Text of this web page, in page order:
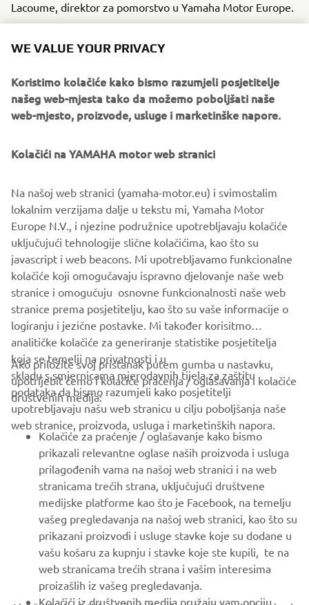
Lacoume, direktor za pomorstvo u Yamaha Motor Europe.
OTKRIJTE BRODSKE MOTORE
CORPORATE
FOR BUSINESS
MORE YAMAHA
SUPPORT
BILTEN
Budite prvi koji će saznati o najnovijim ponudama, posebnim
događajima, novim izdanjima i još mnogo toga
WE VALUE YOUR PRIVACY
Koristimo kolačiće kako bismo razumjeli posjetitelje
našeg web-mjesta tako da možemo poboljšati naše
web-mjesto, proizvode, usluge i marketinške napore.
Kolačići na YAMAHA motor web stranici
Na našoj web stranici (yamaha-motor.eu) i svimostalim
lokalnim verzijama dalje u tekstu mi, Yamaha Motor
Europe N.V., i njezine podružnice upotrebljavaju kolačiće
uključujući tehnologije slične kolačićima, kao što su
javascript i web beacons. Mi upotrebljavamo funkcionalne
kolačiće koji omogučavaju ispravno djelovanje naše web
stranice i omogučuju osnovne funkcionalnosti naše web
stranice prema posjetitelju, kao što su vaše informacije o
logiranju i jezične postavke. Mi također korisitmo
analitičke kolačiće za generiranje statistike posjetitelja
koja se temelji na privatnosti i u
skladu s smjernicama mjerodavnih tijela za zaštitu
podataka da bismo razumjeli kako posjetitelji
upotrebljavaju našu web stranicu u cilju poboljšanja naše
web stranice, proizvoda, usluga i marketinških napora.
Ako priložite svoj pristanak putem gumba u nastavku,
upotrijebit ćemo i kolačiće praćenja / oglašavanja i kolačiće
društvenih medija:
Kolačiće za praćenje / oglašavanje kako bismo
prikazali relevantne oglase naših proizvoda i usluga
prilagođenih vama na našoj web stranici i na web
stranicama trećih strana, uključujući društvene
medijske platforme kao što je Facebook, na temelju
vašeg pregledavanja na našoj web stranici, kao što su
prikazani proizvodi i usluge stavke koje su dodane u
vašu košaru za kupnju i stavke koje ste kupili, te na
web stranicama trećih strana i vašim interesima
proizašlih iz vašeg pregledavanja.
Kolačići iz društvenih medija pružaju vam opciju